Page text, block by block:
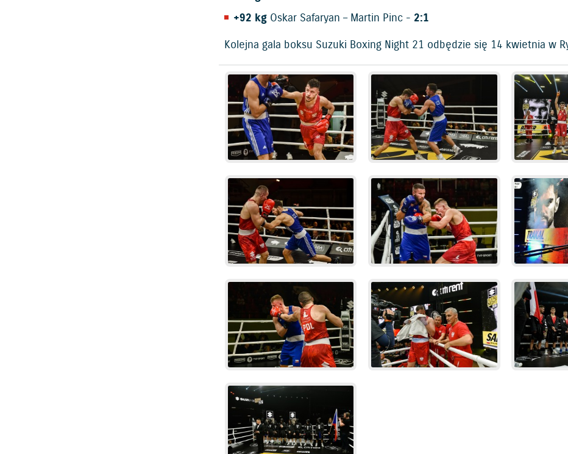
+92 kgOskar Safaryan – Martin Pinc - 2:1
Kolejna gala boksu Suzuki Boxing Night 21 odbędzie się 14 kwietnia w